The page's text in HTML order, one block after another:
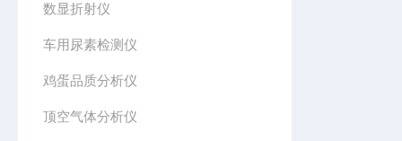
数显折射仪
车用尿素检测仪
鸡蛋品质分析仪
顶空气体分析仪